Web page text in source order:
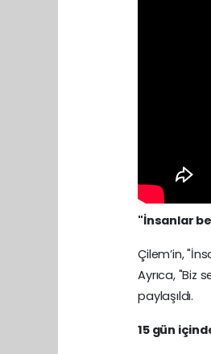
"İnsanlar
Çilem’in,
Ayrıca, "Biz
paylaşıldı.
15 gün